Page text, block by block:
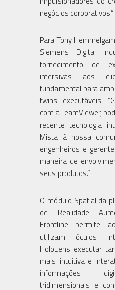
negócios corporativos.”
Para Tony
Siemens Digital
fornecimento de
imersivas aos
fundamental para
twins executáveis.
com a TeamViewer,
recente tecnologia
Mista à nossa
engenheiros e
maneira de
seus produtos.”
O módulo Spatial da
de Realidade
Frontline permite
utilizam óculos
HoloLens executar
mais intuitiva e
informações
tridimensionais e